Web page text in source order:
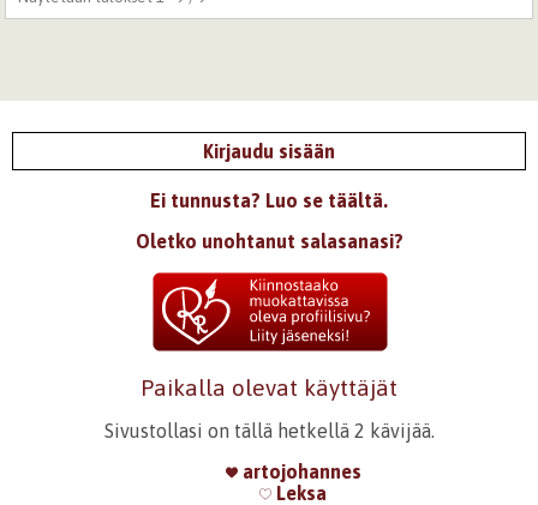
Kirjaudu sisään
Ei tunnusta? Luo se täältä.
Oletko unohtanut salasanasi?
Paikalla olevat käyttäjät
Sivustollasi on tällä hetkellä 2 kävijää.
artojohannes
Leksa